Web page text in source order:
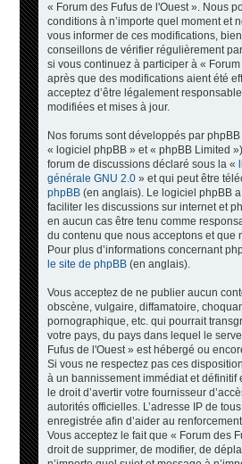
« Forum des Fufus de l'Ouest ». Nous
conditions à n’importe quel moment et
vous informer de ces modifications,
conseillons de vérifier régulièrement
si vous continuez à participer à «
après que des modifications aient été
acceptez d’être légalement
modifiées et mises à jour.
Nos forums sont développés par
« logiciel phpBB » et « phpBB Limited
forum de discussions déclaré sous la «
générale GNU 2.0» et qui peut être
phpBB(en anglais). Le logiciel phpBB
faciliter les discussions sur internet et
en aucun cas être tenu comme
du contenu que nous acceptons et que
Pour plus d’informations concernant
le site de phpBB(en anglais).
Vous acceptez de ne publier aucun
obscène, vulgaire, diffamatoire,
pornographique, etc. qui pourrait
votre pays, du pays dans lequel le
Fufus de l'Ouest » est hébergé ou
Si vous ne respectez pas ces
à un bannissement immédiat et définitif
le droit d’avertir votre fournisseur
autorités officielles. L’adresse IP de
enregistrée afin d’aider au
Vous acceptez le fait que « Forum des
droit de supprimer, de modifier, de